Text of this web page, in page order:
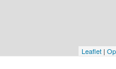
Leaflet |